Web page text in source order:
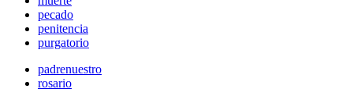
pecado
penitencia
purgatorio
padrenuestro
rosario